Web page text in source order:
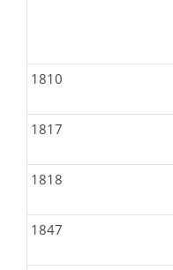
1810
1817
1818
1847